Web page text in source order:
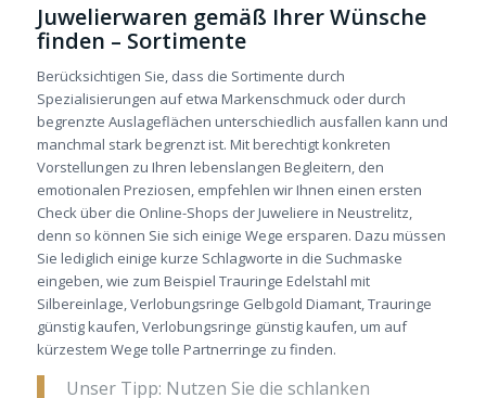
Juwelierwaren gemäß Ihrer Wünsche
finden – Sortimente
Berücksichtigen Sie, dass die Sortimente durch
Spezialisierungen auf etwa Markenschmuck oder durch
begrenzte Auslageflächen unterschiedlich ausfallen kann und
manchmal stark begrenzt ist. Mit berechtigt konkreten
Vorstellungen zu Ihren lebenslangen Begleitern, den
emotionalen Preziosen, empfehlen wir Ihnen einen ersten
Check über die Online-Shops der Juweliere in Neustrelitz,
denn so können Sie sich einige Wege ersparen. Dazu müssen
Sie lediglich einige kurze Schlagworte in die Suchmaske
eingeben, wie zum Beispiel Trauringe Edelstahl mit
Silbereinlage, Verlobungsringe Gelbgold Diamant, Trauringe
günstig kaufen, Verlobungsringe günstig kaufen, um auf
kürzestem Wege tolle Partnerringe zu finden.
Unser Tipp: Nutzen Sie die schlanken